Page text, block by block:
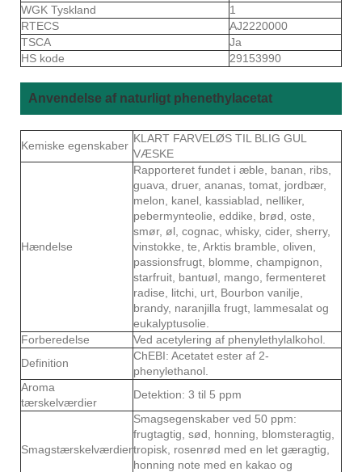
WGK Tyskland
1
RTECS
AJ2220000
TSCA
Ja
HS kode
29153990
Anvendelse af naturligt phenethylacetat
Kemiske egenskaber
KLART FARVELØS TIL BLIG GUL
VÆSKE
Hændelse
Rapporteret fundet i æble, banan, ribs,
guava, druer, ananas, tomat, jordbær,
melon, kanel, kassiablad, nelliker,
pebermynteolie, eddike, brød, oste,
smør, øl, cognac, whisky, cider, sherry,
vinstokke, te, Arktis bramble, oliven,
passionsfrugt, blomme, champignon,
starfruit, bantuøl, mango, fermenteret
radise, litchi, urt, Bourbon vanilje,
brandy, naranjilla frugt, lammesalat og
eukalyptusolie.
Forberedelse
Ved acetylering af phenylethylalkohol.
Definition
ChEBI: Acetatet ester af 2-
phenylethanol.
Aroma
tærskelværdier
Detektion: 3 til 5 ppm
Smagstærskelværdier
Smagsegenskaber ved 50 ppm:
frugtagtig, sød, honning, blomsteragtig,
tropisk, rosenrød med en let gæragtig,
honning note med en kakao og